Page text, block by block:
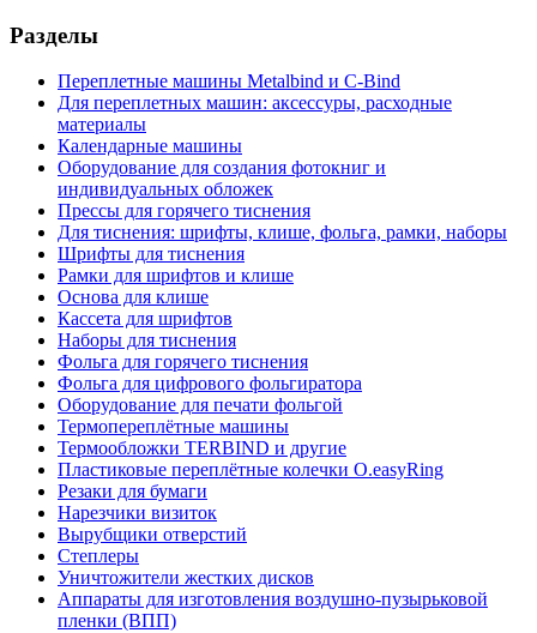
Разделы
Переплетные машины Metalbind и C-Bind
Для переплетных машин: аксессуры, расходные
материалы
Календарные машины
Оборудование для создания фотокниг и
индивидуальных обложек
Прессы для горячего тиснения
Для тиснения: шрифты, клише, фольга, рамки, наборы
Шрифты для тиснения
Рамки для шрифтов и клише
Основа для клише
Кассета для шрифтов
Наборы для тиснения
Фольга для горячего тиснения
Фольга для цифрового фольгиратора
Оборудование для печати фольгой
Термопереплётные машины
Термообложки TERBIND и другие
Пластиковые переплётные колечки O.easyRing
Резаки для бумаги
Нарезчики визиток
Вырубщики отверстий
Степлеры
Уничтожители жестких дисков
Аппараты для изготовления воздушно-пузырьковой
пленки (ВПП)